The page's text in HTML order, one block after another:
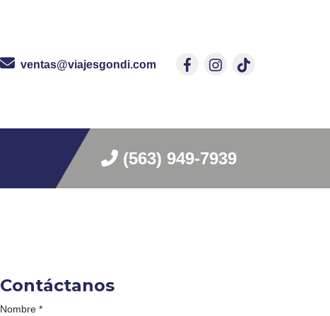
ventas@viajesgondi.com
(563) 949-7939
Contáctanos
Nombre *